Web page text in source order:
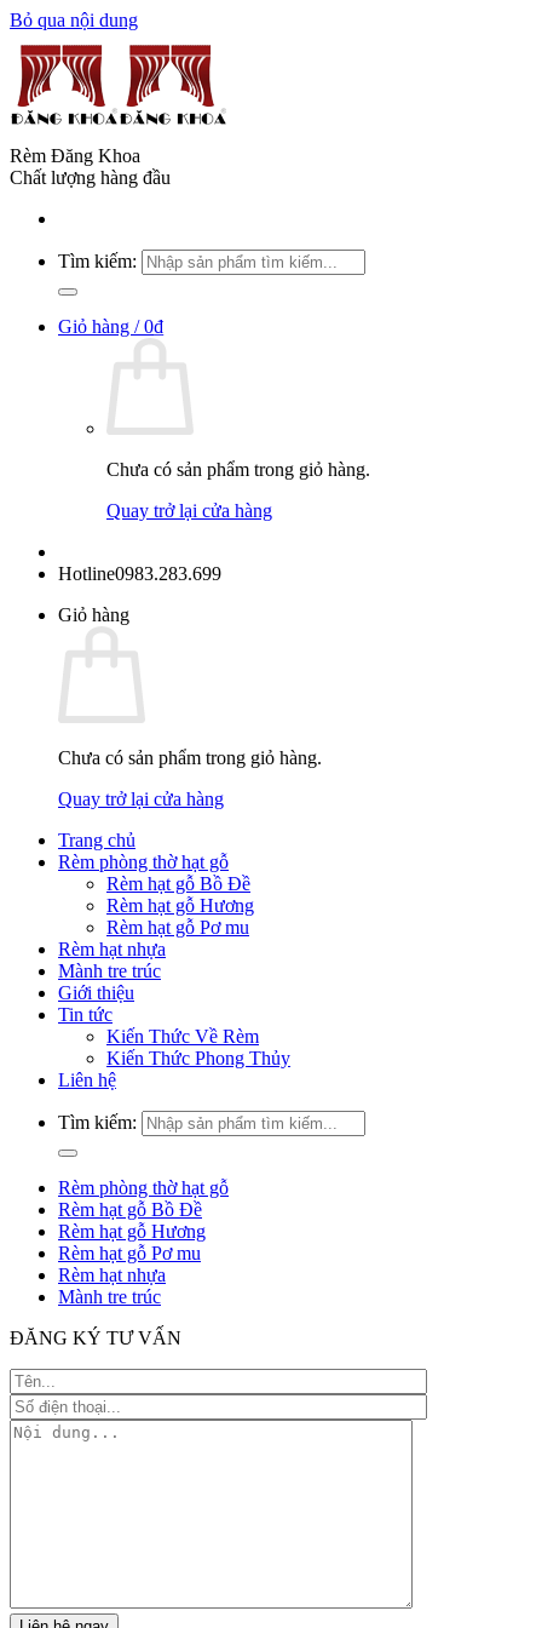
Bỏ qua nội dung
Rèm Đăng Khoa
Chất lượng hàng đầu
Tìm kiếm:
Giỏ hàng /0₫
Chưa có sản phẩm trong giỏ hàng.
Quay trở lại cửa hàng
Hotline0983.283.699
Giỏ hàng
Chưa có sản phẩm trong giỏ hàng.
Quay trở lại cửa hàng
Trang chủ
Rèm phòng thờ hạt gỗ
Rèm hạt gỗ Bồ Đề
Rèm hạt gỗ Hương
Rèm hạt gỗ Pơ mu
Rèm hạt nhựa
Mành tre trúc
Giới thiệu
Tin tức
Kiến Thức Về Rèm
Kiến Thức Phong Thủy
Liên hệ
Tìm kiếm:
Rèm phòng thờ hạt gỗ
Rèm hạt gỗ Bồ Đề
Rèm hạt gỗ Hương
Rèm hạt gỗ Pơ mu
Rèm hạt nhựa
Mành tre trúc
ĐĂNG KÝ TƯ VẤN